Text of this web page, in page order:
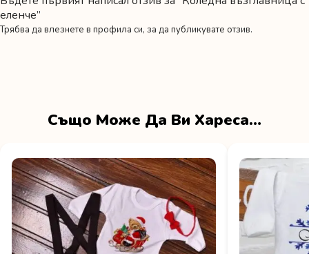
еленче”
Трябва да влезнете в профила си, за да публикувате отзив.
Също Може Да Ви Хареса…